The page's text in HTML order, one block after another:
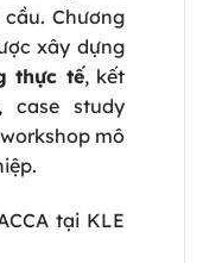
Chương
xây dựng
thực tế, kết
case study
mô
tại KLE